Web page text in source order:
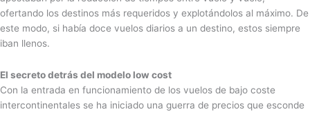
ofertando los destinos más requeridos y explotándolos al máximo. De
este modo, si había doce vuelos diarios a un destino, estos siempre
iban llenos.
El secreto detrás del modelo low cost
Con la entrada en funcionamiento de los vuelos de bajo coste
intercontinentales se ha iniciado una guerra de precios que esconde